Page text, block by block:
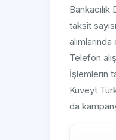
taksit
Telefon
İşlemlerin
Kuveyt
da